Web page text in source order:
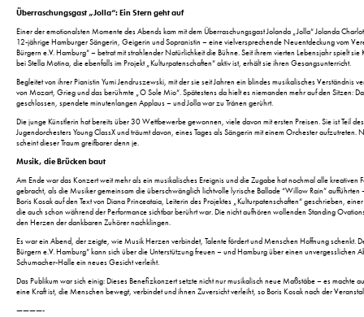
Überraschungsgast „Jolla“: Ein Stern geht auf
Einer der emotionalsten Momente des Abends kam mit dem Überraschungsgast Jolanda „Jolla“ Jolanda
12-jährige Hamburger Sängerin, Geigerin und Sopranistin – eine vielversprechende Neuentdeckung vom
Bürgern e.V. Hamburg“ – betrat mit strahlender Natürlichkeit die Bühne. Seit ihrem vierten Lebensjahr spielt
bei Stella Motina, die ebenfalls im Projekt „Kulturpatenschaften“ aktiv ist, erhält sie ihren Gesangsunterricht.
Begleitet von ihrer Pianistin Yumi Jendruszewski, mit der sie seit Jahren ein blindes musikalisches Verständnis
von Mozart, Grieg und das berühmte „O Sole Mio“. Spätestens da hielt es niemanden mehr auf den Sitzen:
geschlossen, spendete minutenlangen Applaus – und Jolla war zu Tränen gerührt.
Die junge Künstlerin hat bereits über 30 Wettbewerbe gewonnen, viele davon mit ersten Preisen. Sie ist Teil
Jugendorchesters Young ClassX und träumt davon, eines Tages als Sängerin mit einem Orchester aufzutreten.
scheint dieser Traum greifbarer denn je.
Musik, die Brücken baut
Am Ende war das Konzert weit mehr als ein musikalisches Ereignis und die Zugabe hat nochmal alle kreativen
gebracht, als die Musiker gemeinsam die überschwänglich lichtvolle lyrische Ballade “Willow Rain” aufführten
Boris Kosak auf den Text von Diana Princeataia, Leiterin des Projektes „Kulturpatenschaften“ geschrieben,
die auch schon während der Performance sichtbar berührt war. Die nicht aufhören wollenden Standing
den Herzen der dankbaren Zuhörer nachklingen.
Es war ein Abend, der zeigte, wie Musik Herzen verbindet, Talente fördert und Menschen Hoffnung schenkt.
Bürgern e.V. Hamburg“ kann sich über die Unterstützung freuen – und Hamburg über einen unvergesslichen
Schumacher-Halle ein neues Gesicht verleiht.
Das Publikum war sich einig: Dieses Benefizkonzert setzte nicht nur musikalisch neue Maßstäbe – es machte
eine Kraft ist, die Menschen bewegt, verbindet und ihnen Zuversicht verleiht, so Boris Kosak nach der
————-